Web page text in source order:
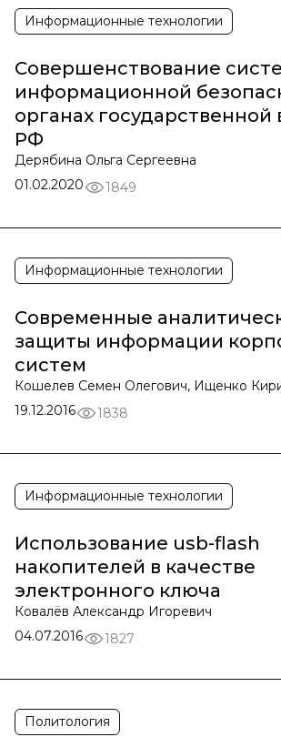
Информационные технологии
Совершенствование
информационной
органах государственной
РФ
Дерябина Ольга Сергеевна
01.02.2020
1849
Информационные технологии
Современные
защиты информации
систем
Кошелев Семен Олегович, Ищенко
19.12.2016
1838
Информационные технологии
Использование usb-flash
накопителей в качестве
электронного ключа
Ковалёв Александр Игоревич
04.07.2016
1827
Политология